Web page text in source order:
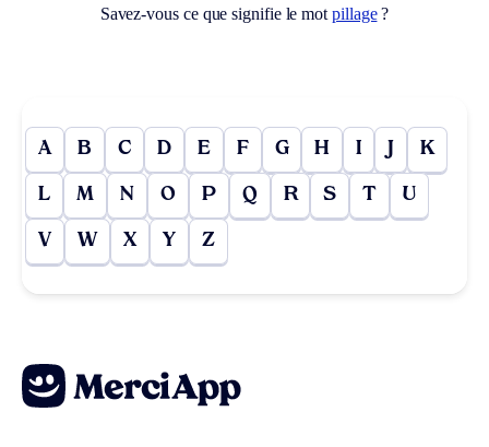
Savez-vous ce que signifie le mot pillage?
A B C D E F G H I J K
L M N O P Q R S T U
V W X Y Z